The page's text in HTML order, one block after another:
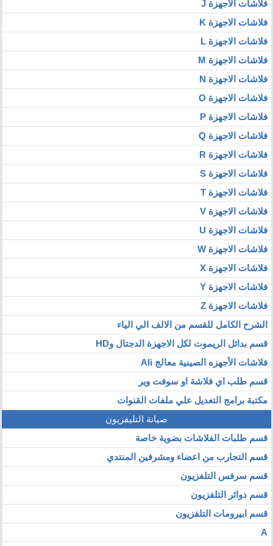
فلاشات الاجهزة J
فلاشات الاجهزة K
فلاشات الاجهزة L
فلاشات الاجهزة M
فلاشات الاجهزة N
فلاشات الاجهزة O
فلاشات الاجهزة P
فلاشات الاجهزة Q
فلاشات الاجهزة R
فلاشات الاجهزة S
فلاشات الاجهزة T
فلاشات الاجهزة V
فلاشات الاجهزة U
فلاشات الاجهزة W
فلاشات الاجهزة X
فلاشات الاجهزة Y
فلاشات الاجهزة Z
الشرح الكامل للقسم من الالف الي الياء
قسم بدائل الريموت لكل الاجهزة الدجتال وHD
فلاشات الأجهزه الصينية معالج Ali
قسم طلب اي فلاشة او سوفت وير
مكتبة برامج التعديل علي ملفات القنوات
صيانة التليفزيون
قسم طلبات الفلاشات بضوية خاصة
قسم التجارب من اعضاء ومشرفين المنتدي
قسم سرفس التلفزيون
قسم دوائر التلفزيون
قسم ابيرومات التلفزيون
A